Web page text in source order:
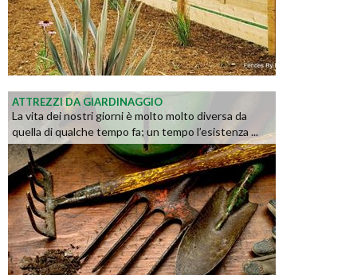
ATTREZZI DA GIARDINAGGIO
La vita dei nostri giorni è molto molto diversa da
quella di qualche tempo fa; un tempo l’esistenza ...